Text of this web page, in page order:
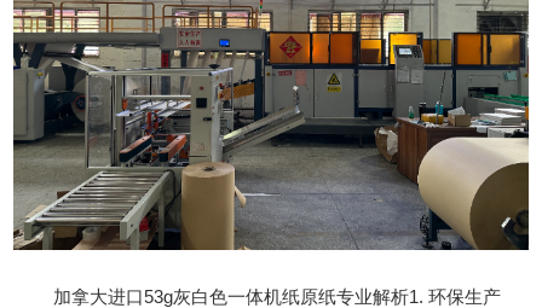
加拿大进口53g灰白色一体机纸原纸专业解析1. 环保生产